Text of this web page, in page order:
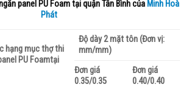
panel PU Foam tại quận Tân Bình của Minh Hoà
Phát
hạng mục thợ thi
PU Foamtại
Độ dày 2 mặt tôn (Đơn vị:
mm/mm)
Đơn giá
0.35/0.35
Đơn giá
0.40/0.40